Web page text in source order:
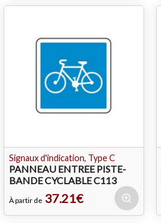
Signaux d'indication, Type C
PANNEAU ENTREE PISTE-
BANDE CYCLABLE C113
À partir de 37.21€